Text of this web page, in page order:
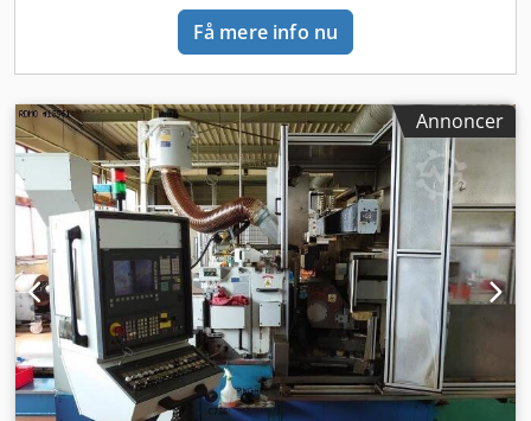
diamantspidser Dsdpfjuhb R Nex Agxeck - Automatisk
emnetilførsel via vibrator - Emne-båndtransportør
Få mere info nu
Annoncer